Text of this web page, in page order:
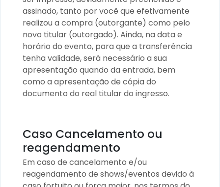
assinado, tanto por você que efetivamente
realizou a compra (outorgante) como pelo
novo titular (outorgado). Ainda, na data e
horário do evento, para que a transferência
tenha validade, será necessário a sua
apresentação quando da entrada, bem
como a apresentação de cópia do
documento do real titular do ingresso.
Caso Cancelamento ou
reagendamento
Em caso de cancelamento e/ou
reagendamento de shows/eventos devido à